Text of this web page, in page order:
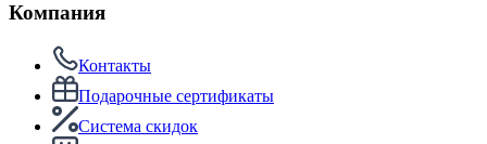
Компания
Контакты
Подарочные сертификаты
Система скидок